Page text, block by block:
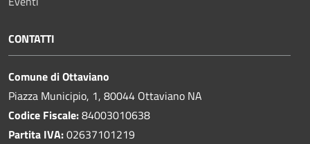
CONTATTI
Comune di Ottaviano
Piazza Municipio, 1, 80044 Ottaviano NA
Codice Fiscale:84003010638
Partita IVA:02637101219